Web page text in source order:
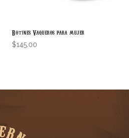
Botines Vaqueros para mujer
$145.00